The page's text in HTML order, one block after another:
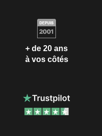
+ de 20 ans
à vos côtés